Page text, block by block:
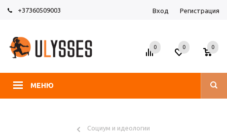
+37360509003 Вход Регистрация
МЕНЮ
0 0 0
Социум и идеологии